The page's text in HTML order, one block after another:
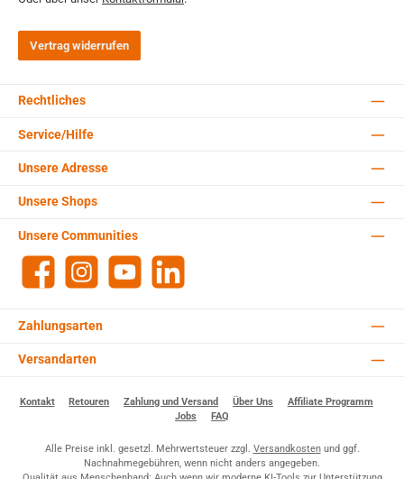
Vertrag widerrufen
Rechtliches
Service/Hilfe
Zahlungsarten
Versandarten
Unsere Adresse
Unsere Communities
Facebook Instagram YouTube
Unsere Shops
Kontakt Retouren Zahlung und Versand Über Uns
Affiliate Programm
Jobs
FAQ
Alle Preise inkl. gesetzl. Mehrwertsteuer zzgl. Versandkostenund ggf.
Nachnahmegebühren, wenn nicht anders angegeben.